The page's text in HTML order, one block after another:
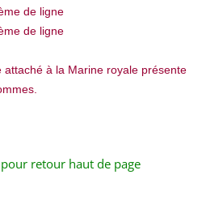
de ligne
de ligne
attaché à la Marine royale présente
retour haut de page